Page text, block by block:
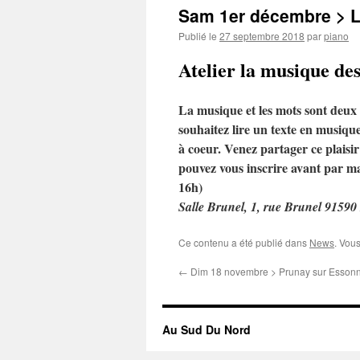
Sam 1er décembre >
Publié le 27 septembre 2018 parpiano
Atelier la musique
La musique et les mots sont
souhaitez lire un texte en
à coeur. Venez partager ce
pouvez vous inscrire avant par
16h)
Salle Brunel, 1, rue Brunel
Ce contenu a été publié dans News.
← Dim 18 novembre > Prunay sur
Au Sud Du Nord